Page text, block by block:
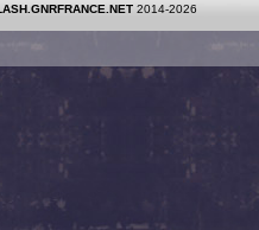
2014-2026